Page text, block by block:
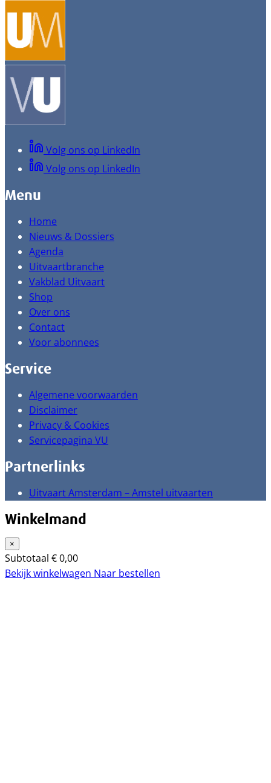
Volg ons op LinkedIn
Volg ons op LinkedIn
Menu
Home
Nieuws & Dossiers
Agenda
Uitvaartbranche
Vakblad Uitvaart
Shop
Over ons
Contact
Voor abonnees
Service
Algemene voorwaarden
Disclaimer
Privacy & Cookies
Servicepagina VU
Partnerlinks
Uitvaart Amsterdam – Amstel uitvaarten
Winkelmand
×
Subtotaal €0,00
Bekijk winkelwagen Naar bestellen